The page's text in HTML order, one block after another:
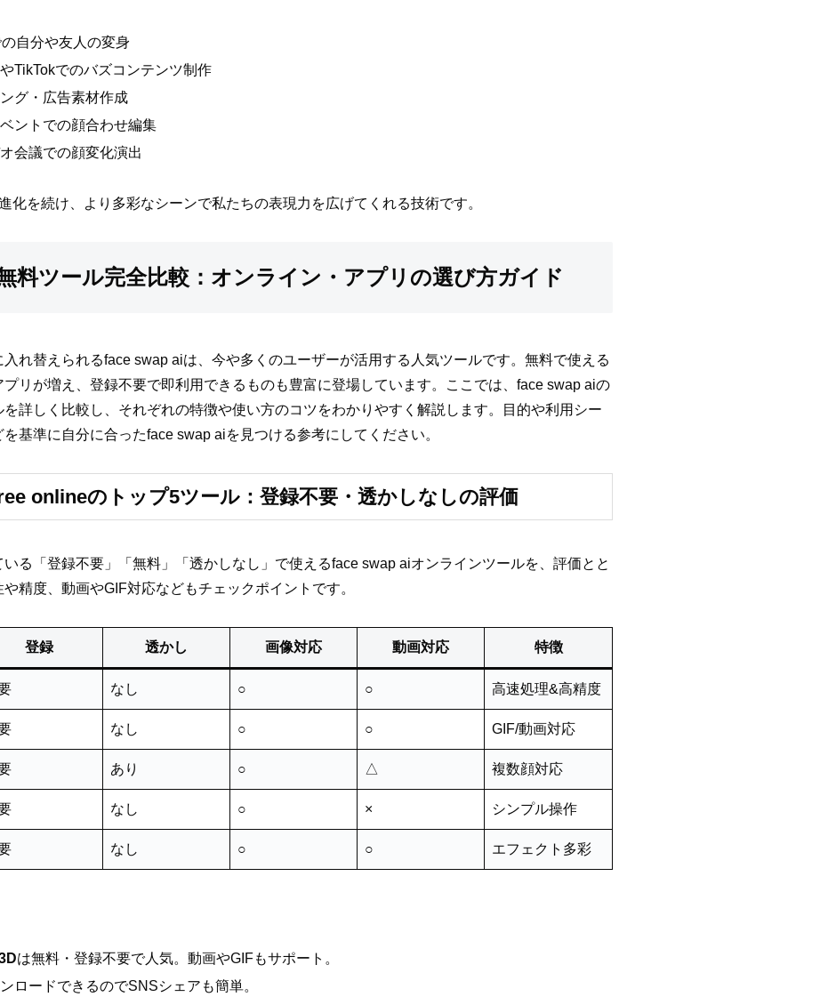
自分や友人の変身
TikTokでのバズコンテンツ制作
グ・広告素材作成
ントでの顔合わせ編集
会議での顔変化演出
化を続け、より多彩なシーンで私たちの表現力を広げてくれる技術です。
料ツール完全比較：オンライン・アプリの選び方ガイド
れ替えられるface swap aiは、今や多くのユーザーが活用する人気ツールです。無料で使える
リが増え、登録不要で即利用できるものも豊富に登場しています。ここでは、face swap aiの
詳しく比較し、それぞれの特徴や使い方のコツをわかりやすく解説します。目的や利用シー
基準に自分に合ったface swap aiを見つける参考にしてください。
onlineのトップ5ツール：登録不要・透かしなしの評価
る「登録不要」「無料」「透かしなし」で使えるface swap aiオンラインツールを、評価とと
精度、動画やGIF対応などもチェックポイントです。
登録 透かし 画像対応 動画対応 特徴
なし ○ ○ 高速処理&高精度
なし ○ ○ GIF/動画対応
あり ○ △ 複数顔対応
なし ○ × シンプル操作
なし ○ ○ エフェクト多彩
は無料・登録不要で人気。動画やGIFもサポート。
ロードできるのでSNSシェアも簡単。